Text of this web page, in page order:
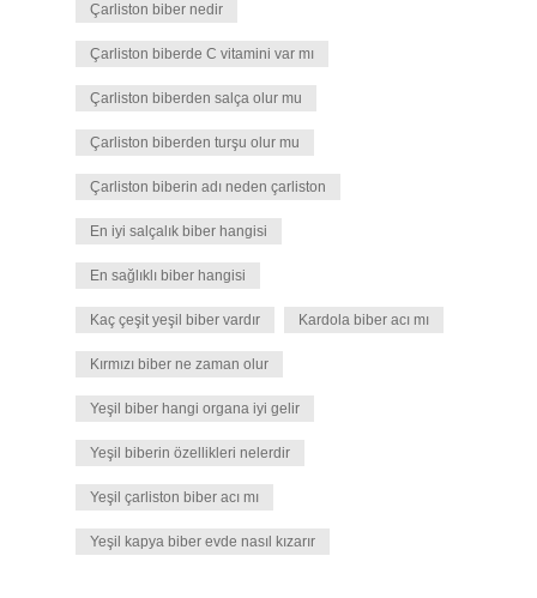
Çarliston biber nedir
Çarliston biberde C vitamini var mı
Çarliston biberden salça olur mu
Çarliston biberden turşu olur mu
Çarliston biberin adı neden çarliston
En iyi salçalık biber hangisi
En sağlıklı biber hangisi
Kaç çeşit yeşil biber vardır Kardola biber acı mı
Kırmızı biber ne zaman olur
Yeşil biber hangi organa iyi gelir
Yeşil biberin özellikleri nelerdir
Yeşil çarliston biber acı mı
Yeşil kapya biber evde nasıl kızarır